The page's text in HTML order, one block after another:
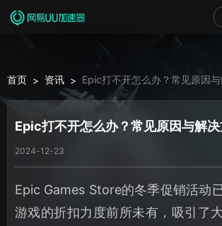
首页 > 资讯 > Epic打不开怎么办？常见原因与
Epic打不开怎么办？常见原因与解决
2024-12-23
Epic Games Store的冬季促销活动
游戏的折扣力度前所未有，吸引了